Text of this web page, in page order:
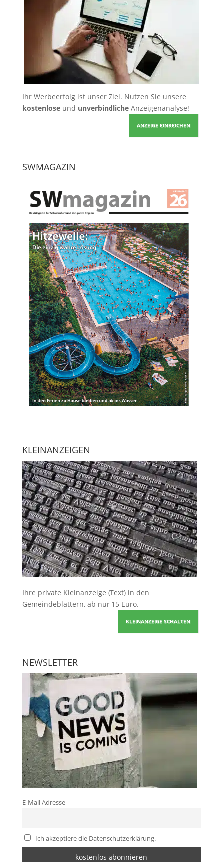
Ihr Werbeerfolg ist unser Ziel. Nutzen Sie unsere
kostenloseund unverbindlicheAnzeigenanalyse!
ANZEIGE EINREICHEN
SWMAGAZIN
KLEINANZEIGEN
Ihre private Kleinanzeige (Text) in den
Gemeindeblättern, ab nur 15 Euro.
KLEINANZEIGE SCHALTEN
NEWSLETTER
E-Mail Adresse
Ich akzeptiere die Datenschutzerklärung.